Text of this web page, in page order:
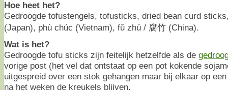
Hoe heet het?
Gedroogde tofustengels, tofusticks, dried bean curd
(Japan), phù chúc (Vietnam), fǔ zhú / 腐竹 (China).
Wat is het?
Gedroogde tofu sticks zijn feitelijk hetzelfde als de
vorige post (het vel dat ontstaat op een pot kokende
uitgespreid over een stok gehangen maar bij elkaar op
na het weken de kreukels blijven.